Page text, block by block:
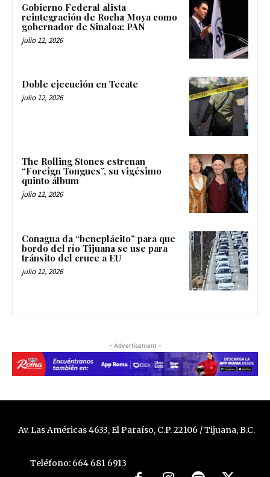
Gobierno Federal alista
reintegración de Rocha Moya como
gobernador de Sinaloa: PAN
julio 12, 2026
Doble ejecución en Tecate
julio 12, 2026
The Rolling Stones estrenan
“Foreign Tongues”, su vigésimo
quinto álbum
julio 12, 2026
Conagua da “beneplácito” para que
bordo del río Tijuana se use para
tránsito del cruce a EU
julio 12, 2026
- Advertisement -
Av. Las Américas 4633, El Paraíso, C.P. 22106 / Tijuana, B.C.
Teléfono: 664 681 6913